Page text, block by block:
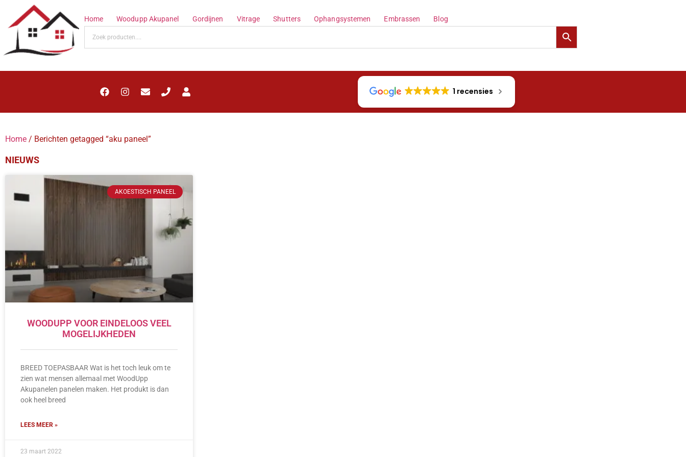
Home Woodupp Akupanel Gordijnen Vitrage Shutters Ophangsystemen Embrassen Blog
1 recensies
Home / Berichten getagged “aku paneel”
NIEUWS
AKOESTISCH PANEEL
WOODUPP VOOR EINDELOOS VEEL
MOGELIJKHEDEN
BREED TOEPASBAAR Wat is het toch leuk om te
zien wat mensen allemaal met WoodUpp
Akupanelen panelen maken. Het produkt is dan
ook heel breed
LEES MEER »
23 maart 2022